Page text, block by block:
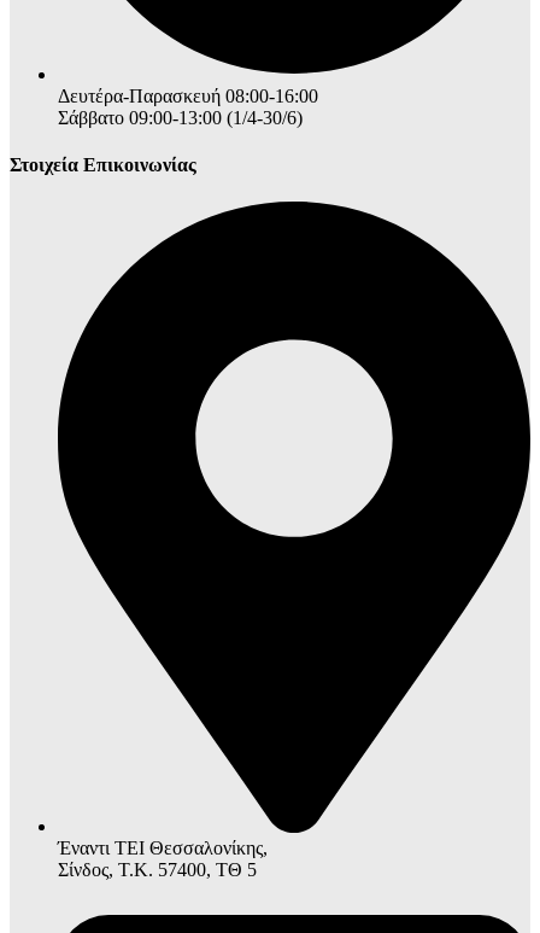
Δευτέρα-Παρασκευή 08:00-16:00
Σάββατο 09:00-13:00 (1/4-30/6)
Στοιχεία Επικοινωνίας
Έναντι ΤΕΙ Θεσσαλονίκης,
Σίνδος, Τ.Κ. 57400, ΤΘ 5